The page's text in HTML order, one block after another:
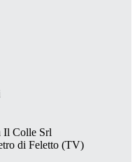
Il Colle Srl
di Feletto (TV)